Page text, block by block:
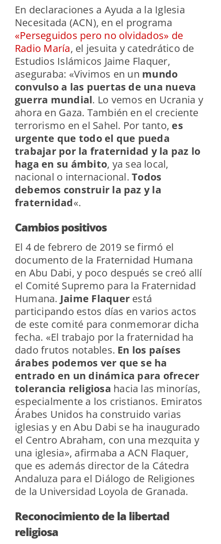
En declaraciones a Ayuda a la Iglesia
Necesitada (ACN), en el programa
«Perseguidos pero no olvidados» de
Radio María, el jesuita y catedrático de
Estudios Islámicos Jaime Flaquer,
aseguraba: «Vivimos en un mundo
convulso a las puertas de una nueva
guerra mundial. Lo vemos en Ucrania y
ahora en Gaza. También en el creciente
terrorismo en el Sahel. Por tanto, es
urgente que todo el que pueda
trabajar por la fraternidad y la paz lo
haga en su ámbito, ya sea local,
nacional o internacional.Todos
debemos construir la paz y la
fraternidad«.
Cambios positivos
El 4 de febrero de 2019 se firmó el
documento de la Fraternidad Humana
en Abu Dabi, y poco después se creó allí
el Comité Supremo para la Fraternidad
Humana. Jaime Flaquer está
participando estos días en varios actos
de este comité para conmemorar dicha
fecha. «El trabajo por la fraternidad ha
dado frutos notables. En los países
árabes podemos ver que se ha
entrado en un dinámica para ofrecer
tolerancia religiosa hacia las minorías,
especialmente a los cristianos. Emiratos
Árabes Unidos ha construido varias
iglesias y en Abu Dabi se ha inaugurado
el Centro Abraham, con una mezquita y
una iglesia», afirmaba a ACN Flaquer,
que es además director de la Cátedra
Andaluza para el Diálogo de Religiones
de la Universidad Loyola de Granada.
Reconocimiento de la libertad
religiosa